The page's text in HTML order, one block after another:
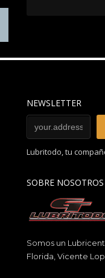
NEWSLETTER
Lubritodo, tu
SOBRE NOSOTROS
Somos un
Florida, Vicente